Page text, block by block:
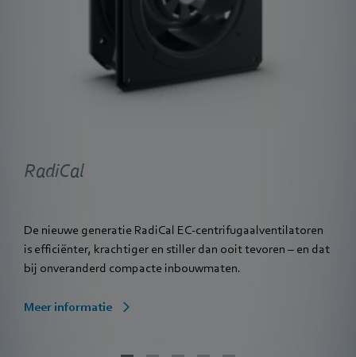
RadiCal
De nieuwe generatie RadiCal EC-centrifugaalventilatoren
is efficiënter, krachtiger en stiller dan ooit tevoren – en dat
bij onveranderd compacte inbouwmaten.
Meer informatie